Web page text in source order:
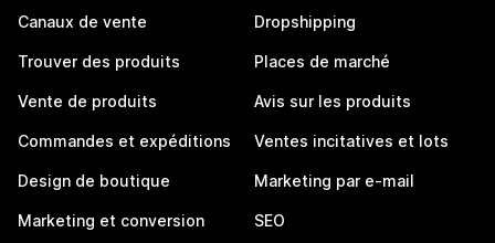
Canaux de vente
Trouver des produits
Vente de produits
Commandes et expéditions
Design de boutique
Marketing et conversion
Dropshipping
Places de marché
Avis sur les produits
Ventes incitatives et lots
Marketing par e-mail
SEO